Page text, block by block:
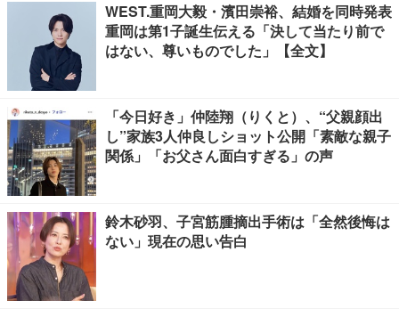
WEST.重岡大毅・濱田崇裕、結婚を同時発表
重岡は第1子誕生伝える「決して当たり前で
はない、尊いものでした」【全文】
「今日好き」仲陸翔（りくと）、“父親顔出
し”家族3人仲良しショット公開「素敵な親子
関係」「お父さん面白すぎる」の声
鈴木砂羽、子宮筋腫摘出手術は「全然後悔は
ない」現在の思い告白